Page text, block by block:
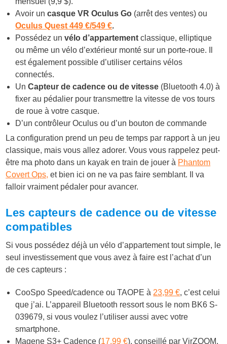
Avoir uncasque VR Oculus Go (arrêt des ventes) ou
Oculus Quest 449 €/549 €.
Possédez un vélo d’appartement classique, elliptique
ou même un vélo d’extérieur monté sur un porte-roue. Il
est également possible d’utiliser certains vélos
connectés.
UnCapteur de cadence ou de vitesse (Bluetooth 4.0) à
fixer au pédalier pour transmettre la vitesse de vos tours
de roue à votre casque.
D’un contrôleur Oculus ou d’un bouton de commande
La configuration prend un peu de temps par rapport à un jeu
classique, mais vous allez adorer. Vous vous rappelez peut-
être ma photo dans un kayak en train de jouer à Phantom
Covert Ops, et bien ici on ne va pas faire semblant. Il va
falloir vraiment pédaler pour avancer.
Les capteurs de cadence ou de vitesse
compatibles
Si vous possédez déjà un vélo d’appartement tout simple, le
seul investissement que vous avez à faire est l’achat d’un
de ces capteurs :
CooSpo Speed/cadence ou TAOPE à23,99 €, c’est celui
que j’ai. L’appareil Bluetooth ressort sous le nom BK6 S-
039679, si vous voulez l’utiliser aussi avec votre
smartphone.
Magene S3+ Cadence (17,99 €), conseillé par VirZOOM.